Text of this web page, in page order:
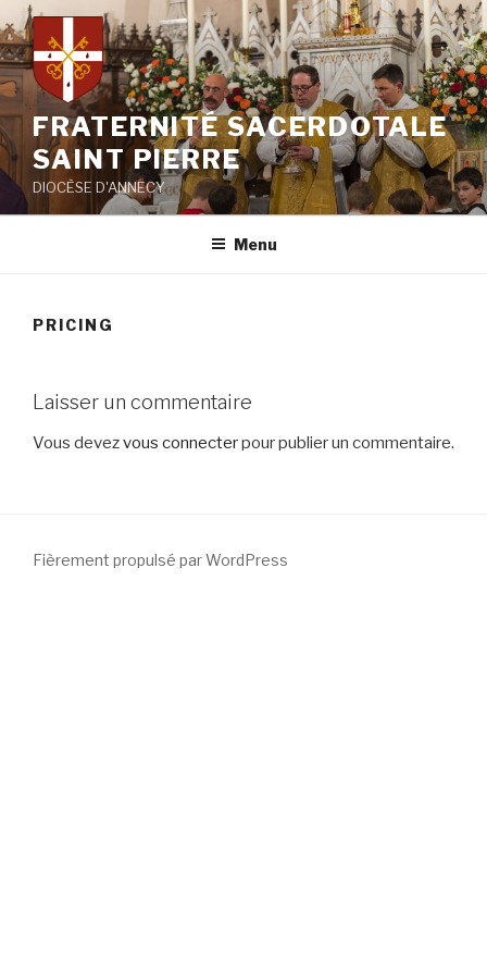
Aller
au
contenu
principal
FRATERNITÉ SACERDOTALE
SAINT PIERRE
DIOCÈSE D'ANNECY
Menu
PRICING
Laisser un commentaire
Vous devezvous connecterpour publier un commentaire.
Fièrement propulsé par WordPress